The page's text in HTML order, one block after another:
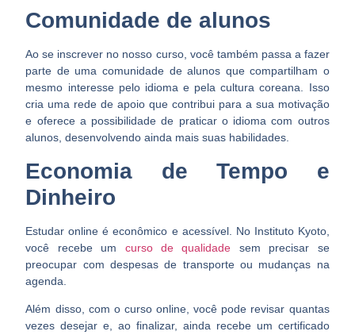
Comunidade de alunos
Ao se inscrever no nosso curso, você também passa a fazer
parte de uma comunidade de alunos que compartilham o
mesmo interesse pelo idioma e pela cultura coreana. Isso
cria uma rede de apoio que contribui para a sua motivação
e oferece a possibilidade de praticar o idioma com outros
alunos, desenvolvendo ainda mais suas habilidades.
Economia de Tempo e
Dinheiro
Estudar online é econômico e acessível. No Instituto Kyoto,
você recebe um curso de qualidade sem precisar se
preocupar com despesas de transporte ou mudanças na
agenda.
Além disso, com o curso online, você pode revisar quantas
vezes desejar e, ao finalizar, ainda recebe um certificado